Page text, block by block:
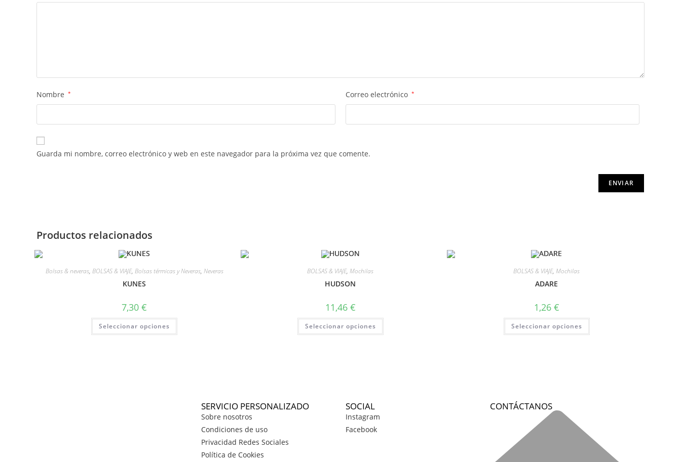
Nombre * Correo electrónico *
Guarda mi nombre, correo electrónico y web en este navegador para la próxima vez que comente.
Productos relacionados
Bolsas & neveras, BOLSAS & VIAJE, Bolsas térmicas y Neveras, Neveras
KUNES
7,30€
Seleccionar opciones
BOLSAS & VIAJE,Mochilas
HUDSON
11,46 €
Seleccionar opciones
BOLSAS & VIAJE,Mochilas
ADARE
1,26 €
Seleccionar opciones
SERVICIO PERSONALIZADO
Sobre nosotros
Condiciones de uso
Privacidad Redes Sociales
Política de Cookies
SOCIAL
Instagram
Facebook
CONTÁCTANOS